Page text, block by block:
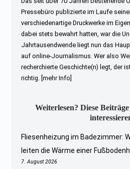
Pressebüro publizierte im Laufe
verschiedenartige Druckwerke im
dabei stets bewahrt hatten, war die
Jahrtausendwende liegt nun das
auf online-Journalismus. Wer also
recherchierte Geschichte(n) legt, der
richtig.
[mehr Info]
Weiterlesen? Diese
Fliesenheizung im Badezimmer:
leiten die Wärme einer
7. August 2026